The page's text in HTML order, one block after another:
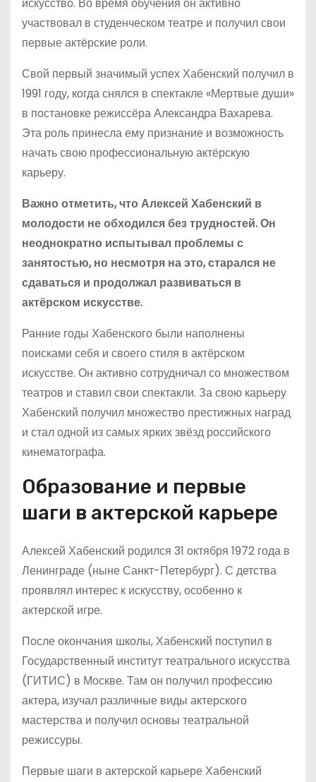
участвовал в студенческом театре и получил свои
первые актёрские роли.
Свой первый значимый успех Хабенский получил в
1991 году, когда снялся в спектакле «Мертвые души»
в постановке режиссёра Александра Вахарева.
Эта роль принесла ему признание и возможность
начать свою профессиональную актёрскую
карьеру.
Важно отметить, что Алексей Хабенский в
молодости не обходился без трудностей. Он
неоднократно испытывал проблемы с
занятостью, но несмотря на это, старался не
сдаваться и продолжал развиваться в
актёрском искусстве.
Ранние годы Хабенского были наполнены
поисками себя и своего стиля в актёрском
искусстве. Он активно сотрудничал со множеством
театров и ставил свои спектакли. За свою карьеру
Хабенский получил множество престижных наград
и стал одной из самых ярких звёзд российского
кинематографа.
Образование и первые
шаги в актерской карьере
Алексей Хабенский родился 31 октября 1972 года в
Ленинграде (ныне Санкт-Петербург). С детства
проявлял интерес к искусству, особенно к
актерской игре.
После окончания школы, Хабенский поступил в
Государственный институт театрального искусства
(ГИТИС) в Москве. Там он получил профессию
актера, изучал различные виды актерского
мастерства и получил основы театральной
режиссуры.
Первые шаги в актерской карьере Хабенский